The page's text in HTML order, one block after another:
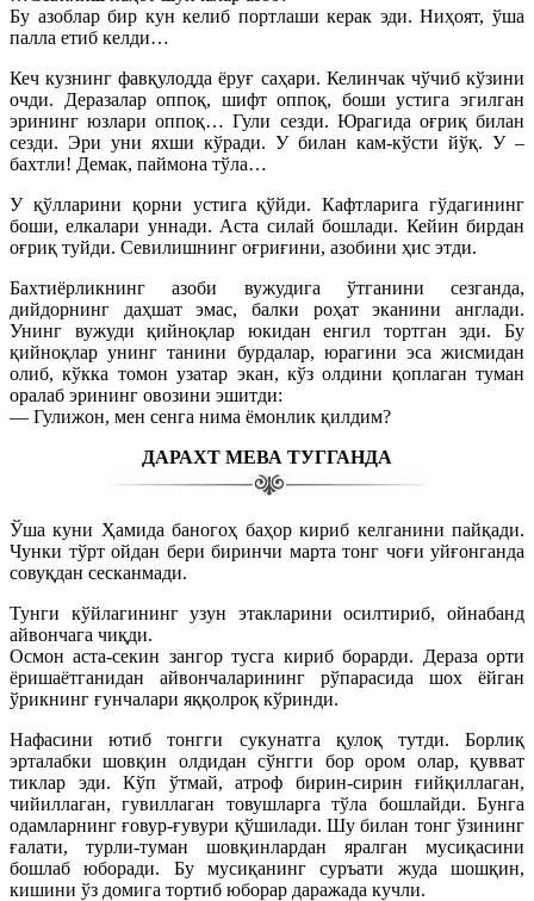
Бу азоблар бир кун келиб портлаши керак эди. Ниҳоят, ўша
палла етиб келди…
Кеч кузнинг фавқулодда ёруғ саҳари. Келинчак чўчиб кўзини
очди. Деразалар оппоқ, шифт оппоқ, боши устига эгилган
эрининг юзлари оппоқ… Гули сезди. Юрагида оғриқ билан
сезди. Эри уни яхши кўради. У билан кам-кўсти йўқ. У –
бахтли! Демак, паймона тўла…
У қўлларини қорни устига қўйди. Кафтларига гўдагининг
боши, елкалари уннади. Аста силай бошлади. Кейин бирдан
оғриқ туйди. Севилишнинг оғриғини, азобини ҳис этди.
Бахтиёрликнинг азоби вужудига ўтганини сезганда,
дийдорнинг даҳшат эмас, балки роҳат эканини англади.
Унинг вужуди қийноқлар юкидан енгил тортган эди. Бу
қийноқлар унинг танини бурдалар, юрагини эса жисмидан
олиб, кўкка томон узатар экан, кўз олдини қоплаган туман
оралаб эрининг овозини эшитди:
— Гулижон, мен сенга нима ёмонлик қилдим?
ДАРАХТ МЕВА ТУГГАНДА
Ўша куни Ҳамида баногоҳ баҳор кириб келганини пайқади.
Чунки тўрт ойдан бери биринчи марта тонг чоғи уйғонганда
совуқдан сесканмади.
Тунги кўйлагининг узун этакларини осилтириб, ойнабанд
айвончага чиқди.
Осмон аста-секин зангор тусга кириб борарди. Дераза орти
ёришаётганидан айвончаларининг рўпарасида шох ёйган
ўрикнинг ғунчалари яққолроқ кўринди.
Нафасини ютиб тонгги сукунатга қулоқ тутди. Борлиқ
эрталабки шовқин олдидан сўнгги бор ором олар, қувват
тиклар эди. Кўп ўтмай, атроф бирин-сирин ғийқиллаган,
чийиллаган, гувиллаган товушларга тўла бошлайди. Бунга
одамларнинг ғовур-ғувури қўшилади. Шу билан тонг ўзининг
ғалати, турли-туман шовқинлардан яралган мусиқасини
бошлаб юборади. Бу мусиқанинг суръати жуда шошқин,
кишини ўз домига тортиб юборар даражада кучли.